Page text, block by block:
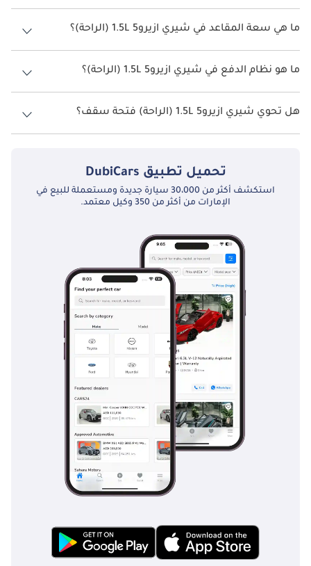
يبلغ معدل استهلاك الوقود المقترح من الشركة المصنعة لسيارة شيري
ازيرو5 2026 من 14.3 كم/ليتر.
ما هي سعة المقاعد في شيري ازيرو5 1.5L (الراحة)؟
تتسع شيري ازيرو5 1.5L (الراحة) لأ 5 أشخاص.
ما هو نظام الدفع في شيري ازيرو5 1.5L (الراحة)؟
نظام الدفع في شيري ازيرو5 Front Wheel Drive 1.5L (الراحة).
هل تحوي شيري ازيرو5 1.5L (الراحة) فتحة سقف؟
نعم توفر شيري ازيرو5 1.5L (الراحة) فتحة السقف كخيار.
تحميل تطبيق DubiCars
استكشف أكثر من 30،000 سيارة جديدة ومستعملة للبيع في
الإمارات من أكثر من 350 وكيل معتمد.